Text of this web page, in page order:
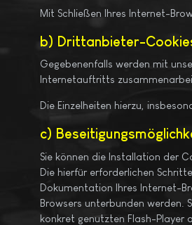
Mit Schließen Ihres Internet-
b) Drittanbieter-
Gegebenenfalls werden mit
Internetauftritts
Die Einzelheiten hierzu,
c)
Sie können die Installation der
Die hierfür erforderlichen
Dokumentation Ihres Internet-
Browsers unterbunden werden.
konkret genutzten Flash-Player